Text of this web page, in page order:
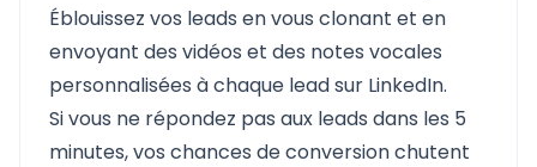
Éblouissez vos leads en vous clonant et en
envoyant des vidéos et des notes vocales
personnalisées à chaque lead sur LinkedIn.
Si vous ne répondez pas aux leads dans les 5
minutes, vos chances de conversion chutent